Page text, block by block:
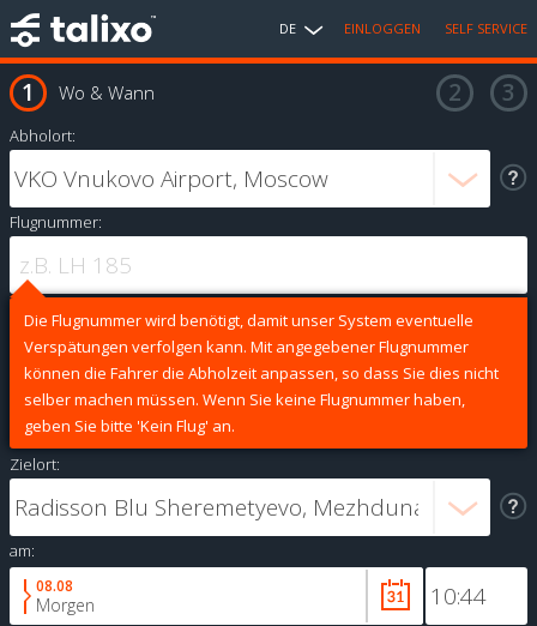
DE EINLOGGEN SELF SERVICE
Wo & Wann
Abholort:
Flugnummer:
Die Flugnummer wird benötigt, damit unser System eventuelle
Verspätungen verfolgen kann. Mit angegebener Flugnummer
können die Fahrer die Abholzeit anpassen, so dass Sie dies nicht
selber machen müssen. Wenn Sie keine Flugnummer haben,
geben Sie bitte 'Kein Flug' an.
Zielort:
am:
08.08
Morgen